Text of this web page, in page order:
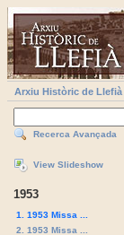
Arxiu Històric de Llefià
Recerca Avançada
View Slideshow
1953
1. 1953 Missa ...
2. 1953 Missa ...